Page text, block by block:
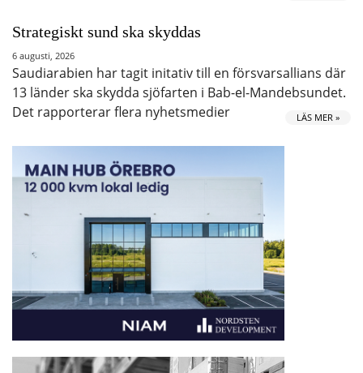
Strategiskt sund ska skyddas
6 augusti, 2026
Saudiarabien har tagit initativ till en försvarsallians där
13 länder ska skydda sjöfarten i Bab-el-Mandebsundet.
Det rapporterar flera nyhetsmedier
LÄS MER »